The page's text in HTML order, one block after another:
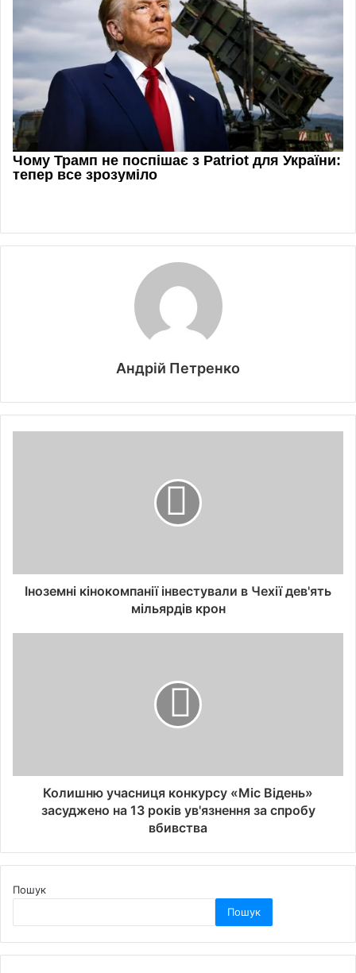
Андрій Петренко
Іноземні кінокомпанії інвестували в Чехії дев'ять
мільярдів крон
Колишню учасниця конкурсу «Міс Відень»
засуджено на 13 років ув'язнення за спробу
вбивства
Пошук
Пошук